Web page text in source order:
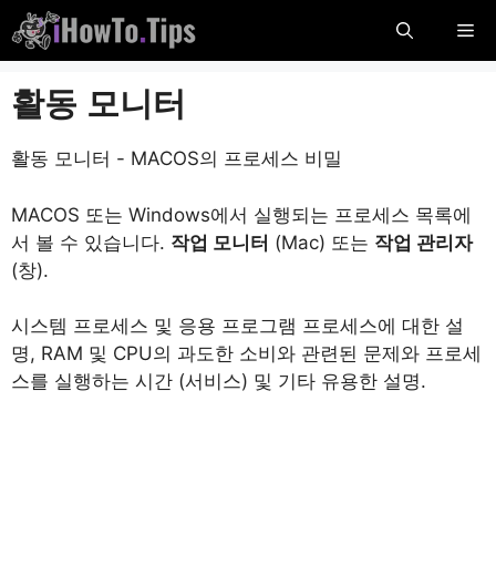
텐
츠
로
건
너
니
다
메
활동 모니터
활동 모니터 - MACOS의 프로세스 비밀
MACOS 또는 Windows에서 실행되는 프로세스 목록에
서 볼 수 있습니다. 작업 모니터 (Mac) 또는 작업 관리자
(창).
시스템 프로세스 및 응용 프로그램 프로세스에 대한 설
명, RAM 및 CPU의 과도한 소비와 관련된 문제와 프로세
스를 실행하는 시간 (서비스) 및 기타 유용한 설명.